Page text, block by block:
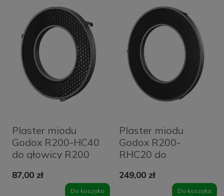
Plaster miodu
Godox R200-HC40
do głowicy R200
87,00 zł
Do koszyka
Plaster miodu
Godox R200-
RHC20 do
25S (20°)
249,00 zł
Do koszyka